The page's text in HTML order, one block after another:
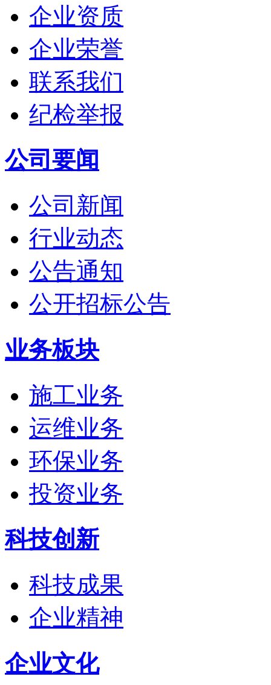
企业资质
企业荣誉
联系我们
纪检举报
公司要闻
公司新闻
行业动态
公告通知
公开招标公告
业务板块
施工业务
运维业务
环保业务
投资业务
科技创新
科技成果
企业精神
企业文化